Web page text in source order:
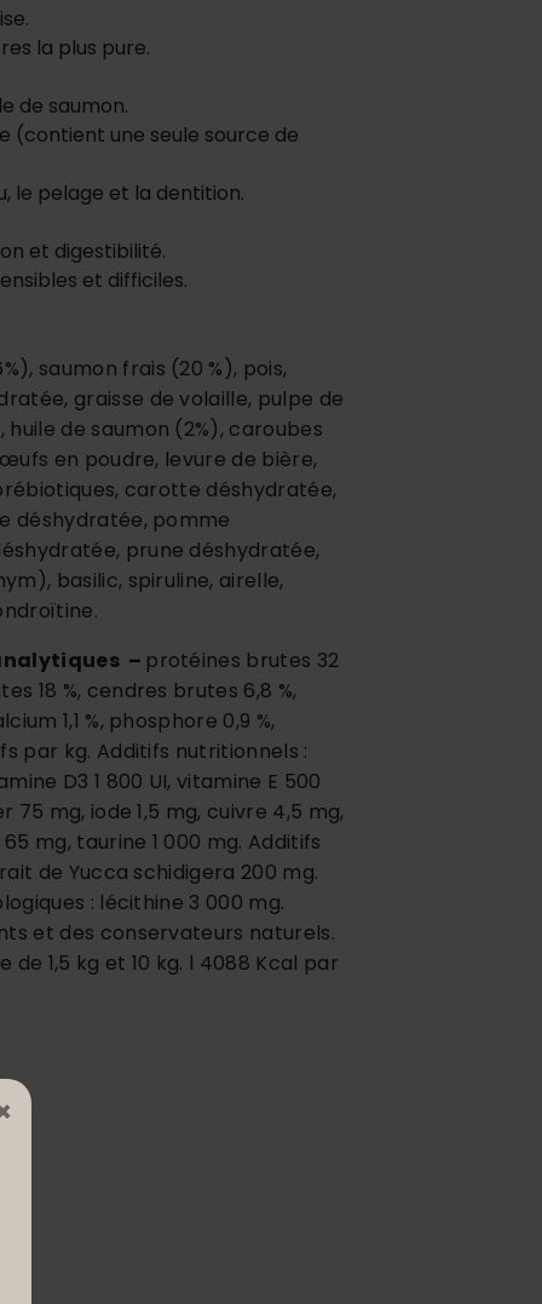
la plus pure.
de saumon.
(contient une seule source de
le pelage et la dentition.
et digestibilité.
et difficiles.
saumon frais (20 %), pois,
graisse de volaille, pulpe de
de saumon (2%), caroubes
en poudre, levure de bière,
carotte déshydratée,
déshydratée, pomme
prune déshydratée,
basilic, spiruline, airelle,
– protéines brutes 32
18 %, cendres brutes 6,8 %,
1,1 %, phosphore 0,9 %,
par kg. Additifs nutritionnels :
D3 1 800 UI, vitamine E 500
75 mg, iode 1,5 mg, cuivre 4,5 mg,
mg, taurine 1 000 mg. Additifs
de Yucca schidigera 200 mg.
: lécithine 3 000 mg.
et des conservateurs naturels.
1,5 kg et 10 kg. l 4088 Kcal par